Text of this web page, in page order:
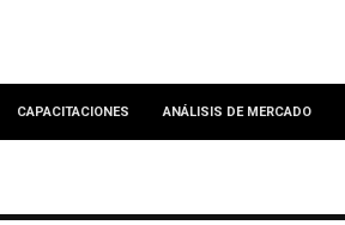
CAPACITACIONES ANÁLISIS DE MERCADO